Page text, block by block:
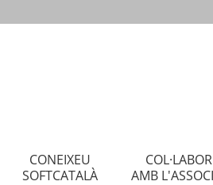
CONEIXEU
SOFTCATALÀ
AMB